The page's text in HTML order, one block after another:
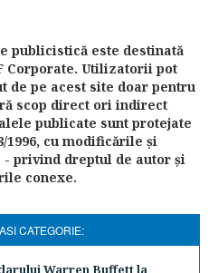
publicistică este destinată
Corporate. Utilizatorii pot
de pe acest site doar pentru
scop direct ori indirect
publicate sunt protejate
1996, cu modificările şi
privind dreptul de autor şi
conexe.
CATEGORIE:
Warren Buffett la